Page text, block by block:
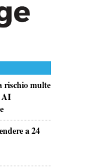
rischio multe
AI
a 24